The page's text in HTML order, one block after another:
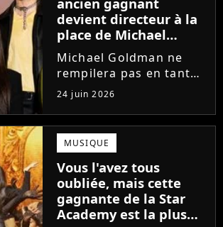
devient directeur à la
place de Michael
Goldman ? Il donne
enfin sa réponse
Michael Goldman ne
rempilera pas en tant
que directeur de la
prochaine saison de la
Star Academy. Mais qui
prendra sa place ? Alors
que son nom circule,
cet ancien gagnant de
l'émission...
24 juin 2026
MUSIQUE
Vous l'avez tous
oubliée, mais cette
gagnante de la Star
Academy est la plus